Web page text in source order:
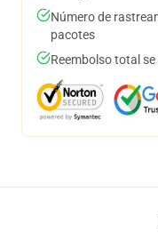
Número de
pacotes
Reembolso total